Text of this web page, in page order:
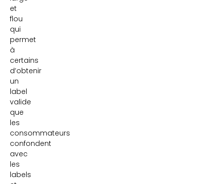
et
flou
qui
permet
à
certains
d’obtenir
un
label
valide
que
les
consommateurs
confondent
avec
les
labels